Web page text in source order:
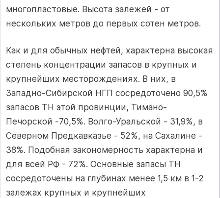
многопластовые. Высота залежей - от
нескольких метров до первых сотен метров.
Как и для обычных нефтей, характерна высокая
степень концентрации запасов в крупных и
крупнейших месторождениях. В них, в
Западно-Сибирской НГП сосредоточено 90,5%
запасов ТН этой провинции, Тимано-
Печорской -70,5%. Волго-Уральской - 31,9%, в
Северном Предкавказье - 52%, на Сахалине -
38%. Подобная закономерность характерна и
для всей РФ - 72%. Основные запасы ТН
сосредоточены на глубинах менее 1,5 км в 1-2
залежах крупных и крупнейших